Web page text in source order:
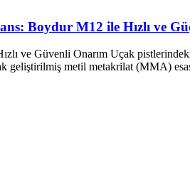
Boydur M12 ile Hızlı ve
ve Güvenli Onarım Uçak
metil metakrilat (MMA)